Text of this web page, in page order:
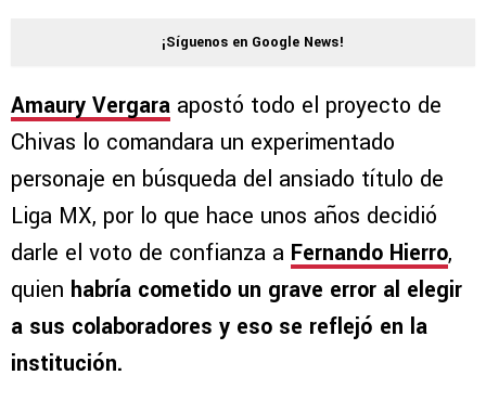
¡Síguenos en Google News!
Amaury Vergara apostó todo el proyecto de
Chivas lo comandara un experimentado
personaje en búsqueda del ansiado título de
Liga MX, por lo que hace unos años decidió
darle el voto de confianza a Fernando Hierro,
quien habría cometido un grave error al elegir
a sus colaboradores y eso se reflejó en la
institución.